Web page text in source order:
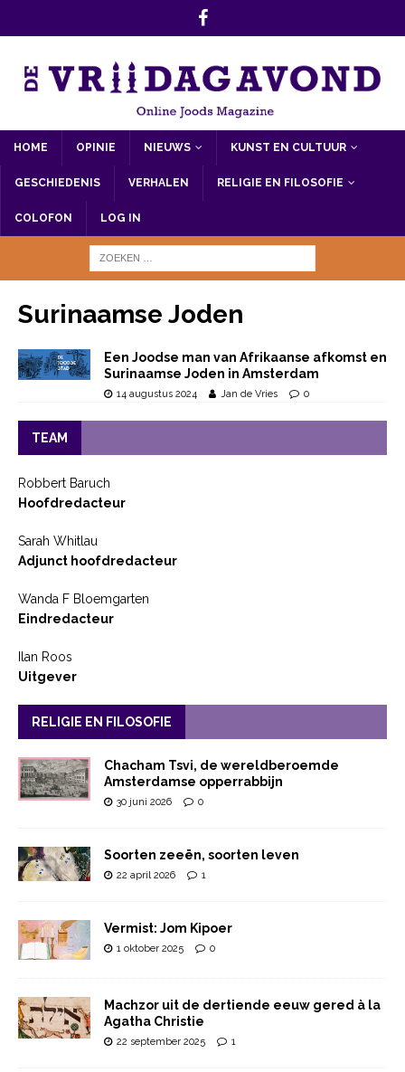
HOME OPINIE NIEUWS KUNST EN CULTUUR
GESCHIEDENIS VERHALEN RELIGIE EN FILOSOFIE
COLOFON LOG IN
Surinaamse Joden
Een Joodse man van Afrikaanse afkomst en
Surinaamse Joden in Amsterdam
14 augustus 2024 Jan de Vries 0
TEAM
Robbert Baruch
Hoofdredacteur
Sarah Whitlau
Adjunct hoofdredacteur
Wanda F Bloemgarten
Eindredacteur
Ilan Roos
Uitgever
RELIGIE EN FILOSOFIE
Chacham Tsvi, de wereldberoemde
Amsterdamse opperrabbijn
30 juni 2026 0
Soorten zeeën, soorten leven
22 april 2026 1
Vermist: Jom Kipoer
1 oktober 2025 0
Machzor uit de dertiende eeuw gered à la
Agatha Christie
22 september 2025 1